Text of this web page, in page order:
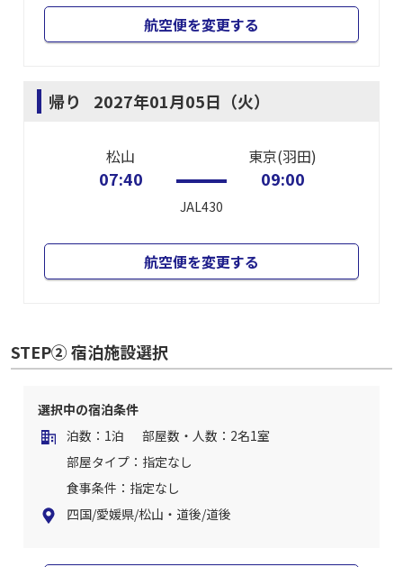
航空便を変更する
帰り 2027年01月05日（火）
松山
07:40
JAL430
東京(羽田)
09:00
航空便を変更する
STEP② 宿泊施設選択
選択中の宿泊条件
泊数：1泊
部屋数・人数：2名1室
部屋タイプ：指定なし
食事条件：指定なし
四国/愛媛県/松山・道後/道後